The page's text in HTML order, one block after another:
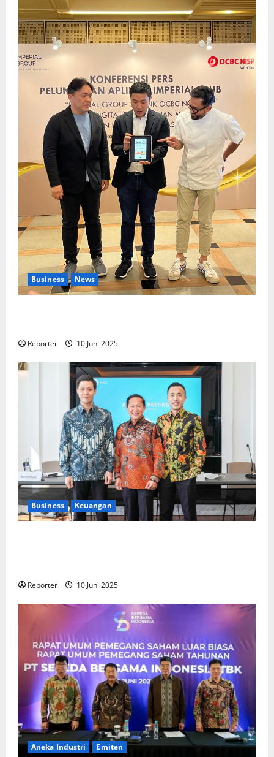
Business News
Reporter 10 Juni 2025
Business Keuangan
Reporter 10 Juni 2025
Aneka Industri Emiten